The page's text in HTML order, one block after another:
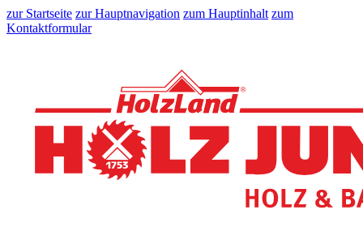
zur Startseite zur Hauptnavigation zum Hauptinhalt zum
Kontaktformular